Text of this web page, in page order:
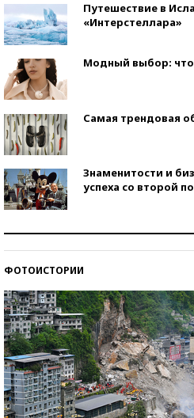
Путешествие в
«Интерстеллара»
Модный выбор: что
Самая трендовая
Знаменитости и
успеха со второй
ФОТОИСТОРИИ